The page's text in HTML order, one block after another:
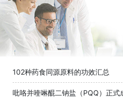
102种药食同源原料的功效汇总
吡咯并喹啉醌二钠盐（PQQ）正式